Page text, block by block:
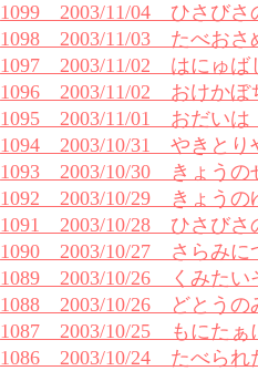
1099 2003/11/04 ひさびさ
1098 2003/11/03 たべおさ
1097 2003/11/02 はにゅば
1096 2003/11/02 おけかぼ
1095 2003/11/01 おだいは
1094 2003/10/31 やきとり
1093 2003/10/30 きょうの
1092 2003/10/29 きょうの
1091 2003/10/28 ひさびさ
1090 2003/10/27 さらみに
1089 2003/10/26 くみたい
1088 2003/10/26 どとうの
1087 2003/10/25 もにたぁ
1086 2003/10/24 たべられ